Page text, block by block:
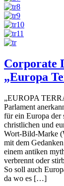
Corporate
„Europa
„EUROPA
Parlament
für ein Europa der
christlichen und
Wort-Bild-Marke
mit dem
einem antiken
verbrennt oder
So soll auch
da wo es […]